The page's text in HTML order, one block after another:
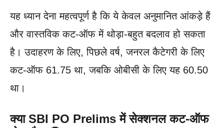
यह ध्यान देना महत्वपूर्ण है कि ये केवल अनुमानित आंकड़े हैं
और वास्तविक कट-ऑफ में थोड़ा-बहुत बदलाव हो सकता
है। उदाहरण के लिए, पिछले वर्ष, जनरल कैटेगरी के लिए
कट-ऑफ 61.75 था, जबकि ओबीसी के लिए यह 60.50
था।
क्या SBI PO Prelims में सेक्शनल कट-ऑफ